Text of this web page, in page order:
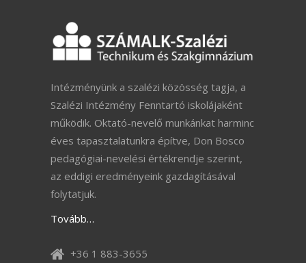
Intézményünk a szalézi közösség tagja, a
Szalézi Intézmény Fenntartó iskolájaként
működik. Oktató-nevelő munkánkat harminc
éves tapasztalatunkra építve, Don Bosco
pedagógiai-nevelési értékrendje szerint,
az eddigi eredményeink gazdagításával
folytatjuk.
Tovább…
+36 1 883-3655